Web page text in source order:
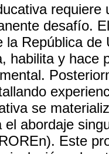
desafío.
la República
habilita y hace
se
el abordaje
Este